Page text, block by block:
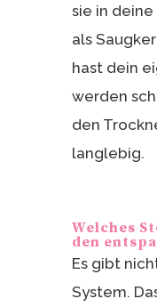
sie in
als
hast dein
werden
den
langlebig.
Welches
den
Es gibt
System.